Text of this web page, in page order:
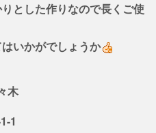
とした作りなので長くご使
いかがでしょうか
木
1